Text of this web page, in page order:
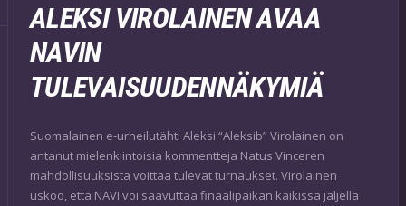
ALEKSI VIROLAINEN AVAA
NAVIN
TULEVAISUUDENNÄKYMIÄ
Suomalainen e-urheilutähti Aleksi “Aleksib” Virolainen on
antanut mielenkiintoisia kommentteja Natus Vinceren
mahdollisuuksista voittaa tulevat turnaukset. Virolainen
uskoo, että NAVI voi saavuttaa finaalipaikan kaikissa jäljellä